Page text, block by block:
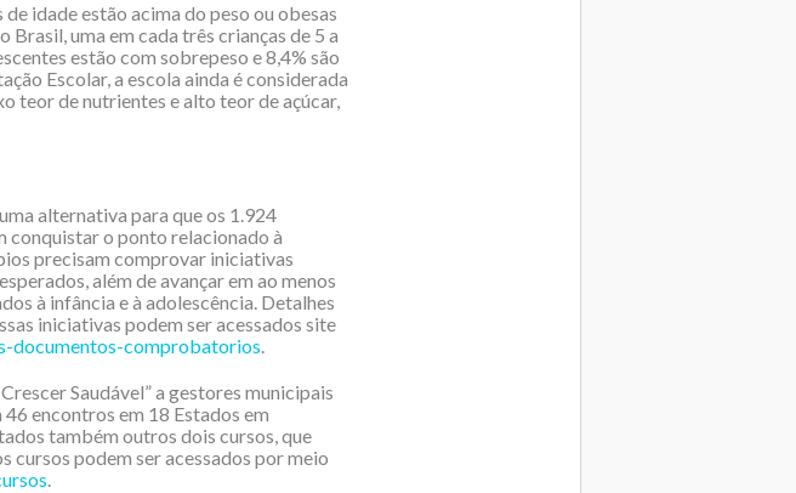
idade estão acima do peso ou obesas
Brasil, uma em cada três crianças de 5 a
estão com sobrepeso e 8,4% são
Escolar, a escola ainda é considerada
teor de nutrientes e alto teor de açúcar,
alternativa para que os 1.924
conquistar o ponto relacionado à
precisam comprovar iniciativas
além de avançar em ao menos
à infância e à adolescência. Detalhes
iniciativas podem ser acessados site
documentos-comprobatorios.
Saudável” a gestores municipais
encontros em 18 Estados em
também outros dois cursos, que
cursos podem ser acessados por meio
.